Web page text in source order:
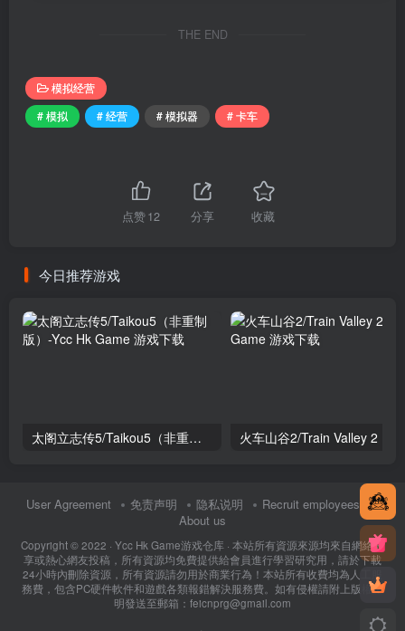
THE END
模拟经营
# 模拟
# 经营 # 模拟器 # 卡车
点赞12 分享 收藏
今日推荐游戏
太阁立志传5/Taikou5（非重制版） 火车山谷2/Train Valley 2
User Agreement 免责声明 隐私说明
Recruit employees
About us
Copyright © 2022 · Ycc Hk Game游戏仓库 · 本站所有資源來源均來自網絡分
享或熱心網友投稿，所有資源均免費提供給會員進行學習研究用，請於下載
24小時內刪除資源，所有資源請勿用於商業行為！本站所有收費均為人工服
務費，包含PC硬件軟件和遊戲各類報錯解決服務費。如有侵權請附上版權證
明發送至郵箱：feicnprg@gmail.com